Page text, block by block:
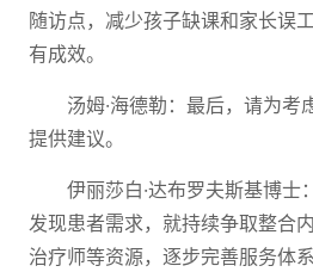
随访点，减少孩子缺课和家长误
有成效。
汤姆·海德勒：最后，请为考
提供建议。
伊丽莎白·达布罗夫斯基博士
发现患者需求，就持续争取整合
治疗师等资源，逐步完善服务体系